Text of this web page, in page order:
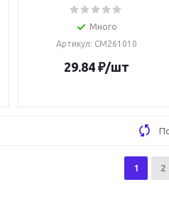
Много
Артикул: CM261010
29.84₽/шт
1 2